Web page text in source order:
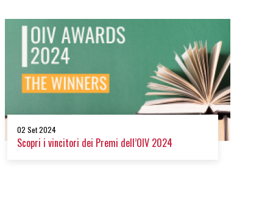
02 Set 2024
Scopri i vincitori dei Premi dell’OIV 2024